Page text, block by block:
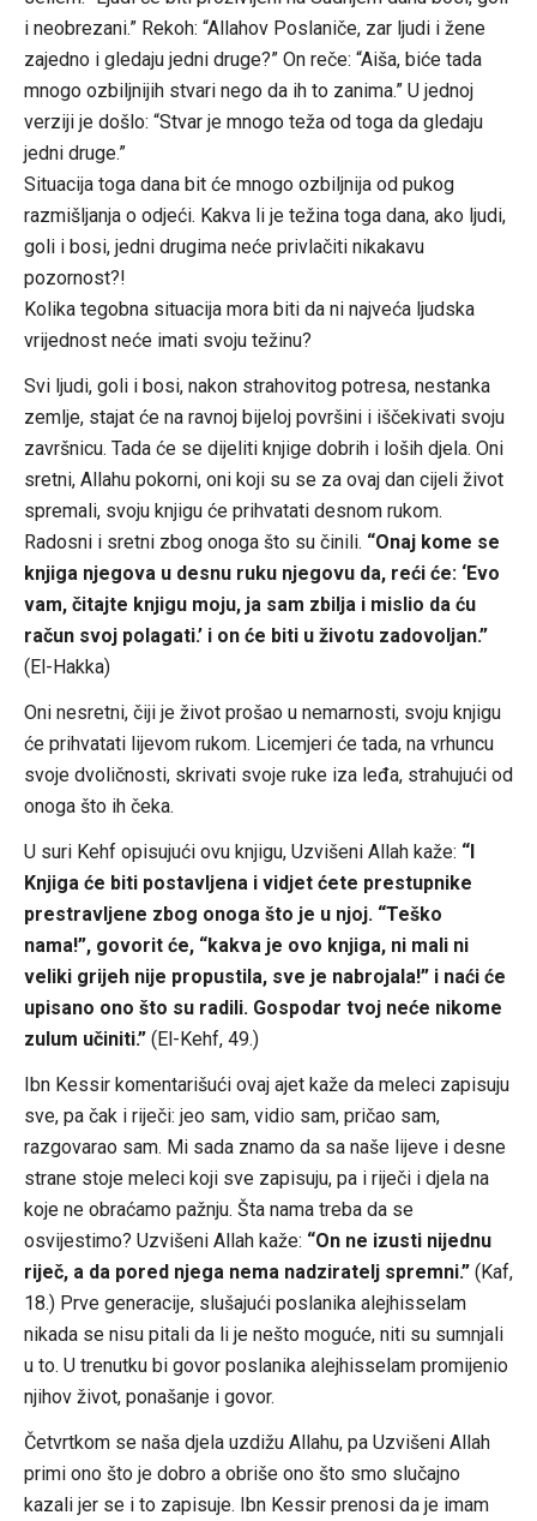
i neobrezani.” Rekoh: “Allahov Poslaniče, zar ljudi i žene
zajedno i gledaju jedni druge?” On reče: “Aiša, biće tada
mnogo ozbiljnijih stvari nego da ih to zanima.” U jednoj
verziji je došlo: “Stvar je mnogo teža od toga da gledaju
jedni druge.”
Situacija toga dana bit će mnogo ozbiljnija od pukog
razmišljanja o odjeći. Kakva li je težina toga dana, ako ljudi,
goli i bosi, jedni drugima neće privlačiti nikakavu
pozornost?!
Kolika tegobna situacija mora biti da ni najveća ljudska
vrijednost neće imati svoju težinu?
Svi ljudi, goli i bosi, nakon strahovitog potresa, nestanka
zemlje, stajat će na ravnoj bijeloj površini i iščekivati svoju
završnicu. Tada će se dijeliti knjige dobrih i loših djela. Oni
sretni, Allahu pokorni, oni koji su se za ovaj dan cijeli život
spremali, svoju knjigu će prihvatati desnom rukom.
Radosni i sretni zbog onoga što su činili. “Onaj kome se
knjiga njegova u desnu ruku njegovu da, reći će: ‘Evo
vam, čitajte knjigu moju, ja sam zbilja i mislio da ću
račun svoj polagati.’ i on će biti u životu zadovoljan.”
(El-Hakka)
Oni nesretni, čiji je život prošao u nemarnosti, svoju knjigu
će prihvatati lijevom rukom. Licemjeri će tada, na vrhuncu
svoje dvoličnosti, skrivati svoje ruke iza leđa, strahujući od
onoga što ih čeka.
U suri Kehf opisujući ovu knjigu, Uzvišeni Allah kaže: “I
Knjiga će biti postavljena i vidjet ćete prestupnike
prestravljene zbog onoga što je u njoj. “Teško
nama!”, govorit će, “kakva je ovo knjiga, ni mali ni
veliki grijeh nije propustila, sve je nabrojala!” i naći će
upisano ono što su radili. Gospodar tvoj neće nikome
zulum učiniti.”(El-Kehf, 49.)
Ibn Kessir komentarišući ovaj ajet kaže da meleci zapisuju
sve, pa čak i riječi: jeo sam, vidio sam, pričao sam,
razgovarao sam. Mi sada znamo da sa naše lijeve i desne
strane stoje meleci koji sve zapisuju, pa i riječi i djela na
koje ne obraćamo pažnju. Šta nama treba da se
osvijestimo? Uzvišeni Allah kaže: “On ne izusti nijednu
riječ, a da pored njega nema nadziratelj spremni.”(Kaf,
18.) Prve generacije, slušajući poslanika alejhisselam
nikada se nisu pitali da li je nešto moguće, niti su sumnjali
u to. U trenutku bi govor poslanika alejhisselam promijenio
njihov život, ponašanje i govor.
Četvrtkom se naša djela uzdižu Allahu, pa Uzvišeni Allah
primi ono što je dobro a obriše ono što smo slučajno
kazali jer se i to zapisuje. Ibn Kessir prenosi da je imam